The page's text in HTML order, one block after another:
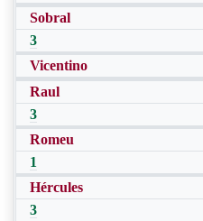
Sobral
3
Vicentino
Raul
3
Romeu
1
Hércules
3